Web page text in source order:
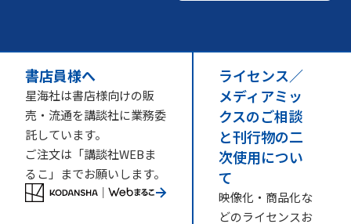
書店員様へ
星海社は書店様向けの販
売・流通を講談社に業務委
託しています。
ご注文は「講談社WEBま
るこ」までお願いします。
ライセンス／
メディアミッ
クスのご相談
と刊行物の二
次使用につい
て
映像化・商品化な
どのライセンスお